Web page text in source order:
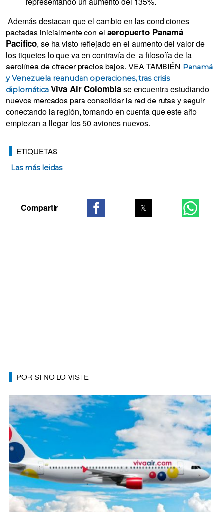
Además destacan que el cambio en las condiciones
pactadas inicialmente con el aeropuerto Panamá
Pacífico, se ha visto reflejado en el aumento del valor de
los tiquetes lo que va en contravía de la filosofía de la
aerolínea de ofrecer precios bajos. VEA TAMBIÉN Panamá
y Venezuela reanudan operaciones, tras crisis
diplomática Viva Air Colombiase encuentra estudiando
nuevos mercados para consolidar la red de rutas y seguir
conectando la región, tomando en cuenta que este año
empiezan a llegar los 50 aviones nuevos.
ETIQUETAS
Las más leidas
POR SI NO LO VISTE